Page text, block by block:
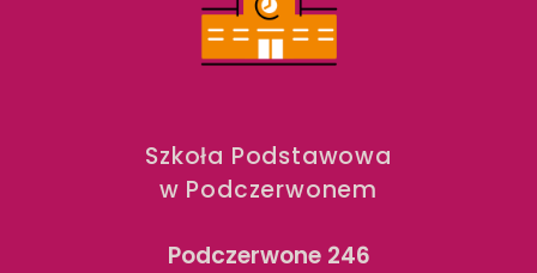
Szkoła Podstawowa
w Podczerwonem
Podczerwone 246